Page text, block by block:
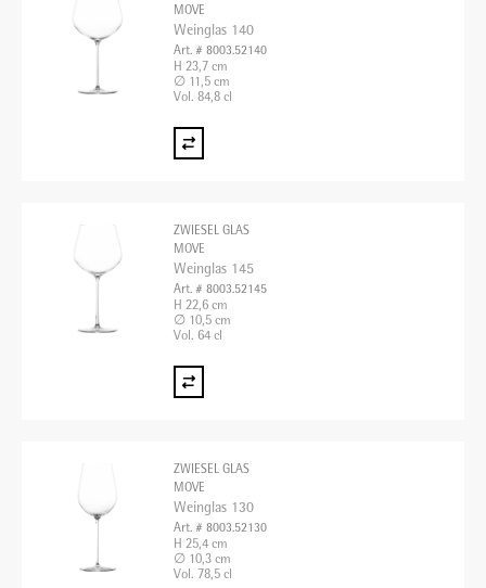
MOVE
Weinglas 140
Art. # 8003.52140
H 23,7 cm
∅ 11,5 cm
Vol. 84,8 cl
ZWIESEL GLAS
MOVE
Weinglas 145
Art. # 8003.52145
H 22,6 cm
∅ 10,5 cm
Vol. 64 cl
ZWIESEL GLAS
MOVE
Weinglas 130
Art. # 8003.52130
H 25,4 cm
∅ 10,3 cm
Vol. 78,5 cl